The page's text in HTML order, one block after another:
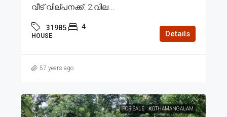
വീട് വില്പനക്ക്. 2.വില...
31985 4
HOUSE Details
57 years ago
FOR SALE KOTHAMANGALAM